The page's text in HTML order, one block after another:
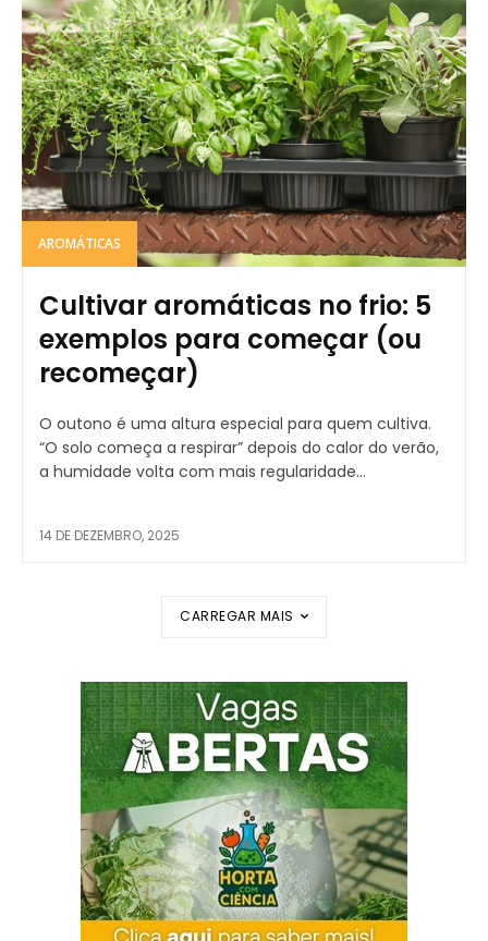
AROMÁTICAS
Cultivar aromáticas no frio: 5
exemplos para começar (ou
recomeçar)
O outono é uma altura especial para quem cultiva.
“O solo começa a respirar” depois do calor do verão,
a humidade volta com mais regularidade...
14 DE DEZEMBRO, 2025
CARREGAR MAIS